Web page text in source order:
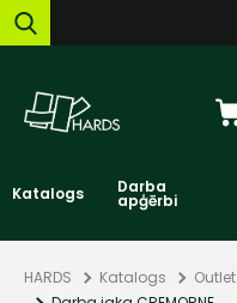
Katalogs Darba
apģērbi
HARDS Katalogs Outlet